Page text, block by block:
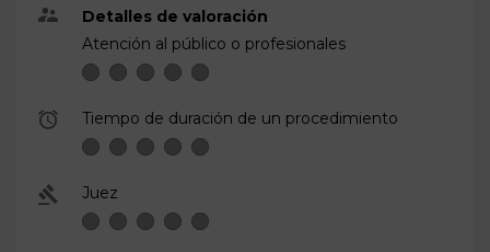
Detalles de valoración
Atención al público o profesionales
Tiempo de duración de un procedimiento
Juez